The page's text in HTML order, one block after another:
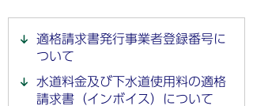
適格請求書発行事業者登録番号に
ついて
水道料金及び下水道使用料の適格
請求書（インボイス）について